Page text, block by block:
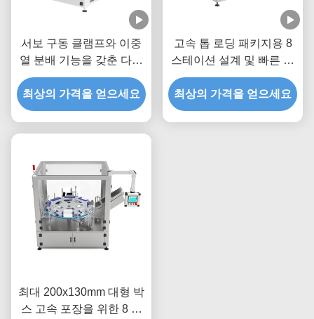
서보 구동 클램프와 이중
열 분배 기능을 갖춘 다중
병 카토닝 기계 - 다양한
병 유형의 효율적인 포장
최상의 가격을 얻으세요
고속 톱 로딩 패키지용 8
스테이션 설계 및 빠른 변
경 시스템으로 사용자 정
의 된 카튼링 기계
최상의 가격을 얻으세요
최대 200x130mm 대형 박
스 고속 포장을 위한 8 스